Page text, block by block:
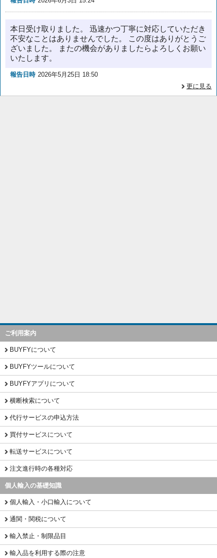
本日受け取りました。 迅速かつ丁寧に対応していただき
不安なことはありませんでした。 この度はありがとうご
ざいました。 またの機会がありましたらよろしくお願い
いたします。
報告日時 2026年5月25日 18:50
更に見る
ご利用案内
BUYFYについて
BUYFYツールについて
BUYFYアプリについて
横断検索について
代行サービスの申込方法
買付サービスについて
転送サービスについて
注文進行時の各種対応
個人輸入の基礎知識
個人輸入・小口輸入について
通関・関税について
輸入禁止・制限品目
輸入品を利用する際の注意